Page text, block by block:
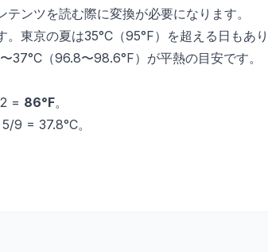
ンツを読む際に変換が必要になります。
東京の夏は35°C（95°F）を超える日もあ
37°C（96.8〜98.6°F）が平熱の目安です。
= 86°F。
9 = 37.8°C。